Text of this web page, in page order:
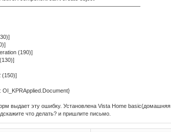
(190)]
(150)]
выдает эту ошибку. Установлена Vista Home basic(домашняя
что делать? и пришлите письмо.